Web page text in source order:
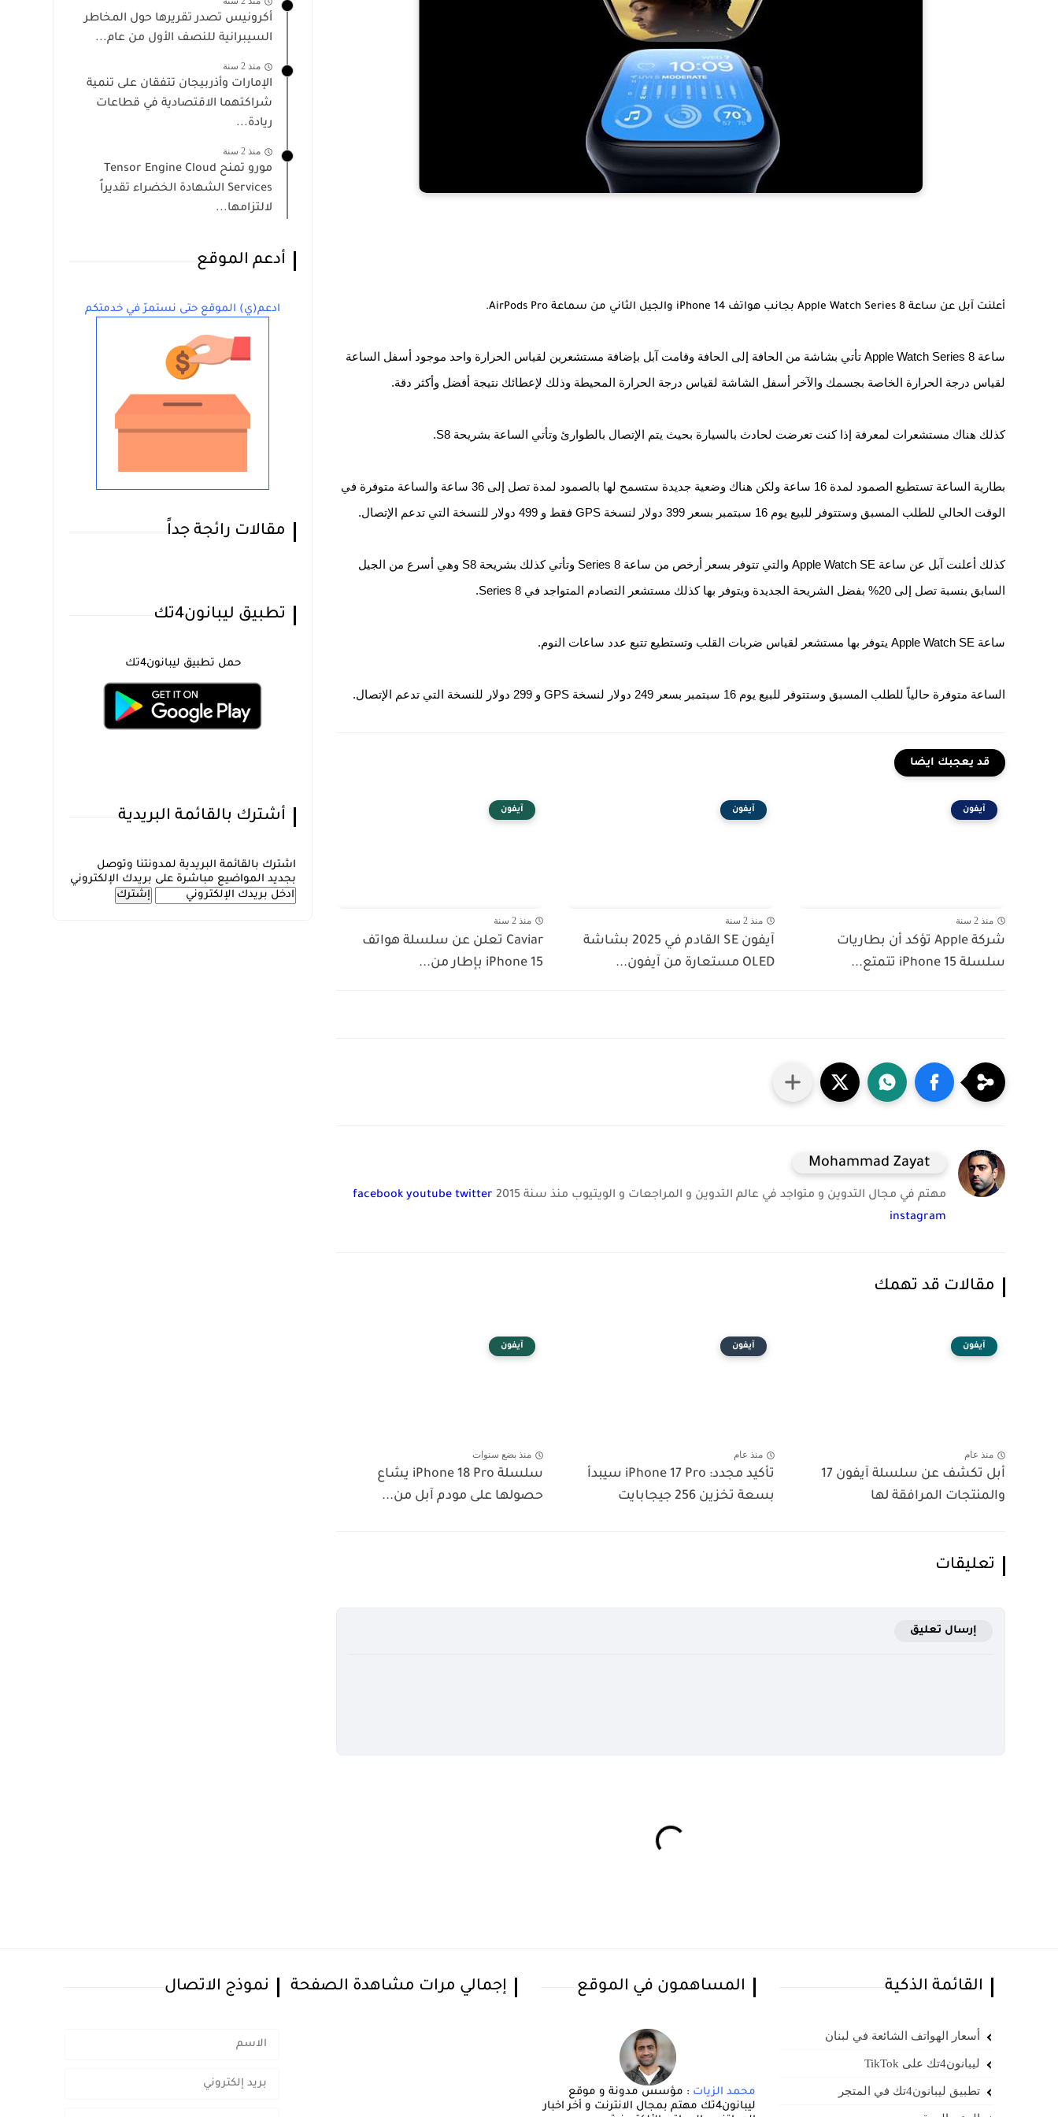
أعلنت آبل عن ساعة Apple Watch Series 8 بجانب هواتف iPhone 14 والجيل الثاني من سماعة AirPods Pro.
ساعة Apple Watch Series 8 تأتي بشاشة من الحافة إلى الحافة وقامت آبل بإضافة مستشعرين لقياس الحرارة واحد موجود أسفل الساعة
لقياس درجة الحرارة الخاصة بجسمك والآخر أسفل الشاشة لقياس درجة الحرارة المحيطة وذلك لإعطائك نتيجة أفضل وأكثر دقة.
كذلك هناك مستشعرات لمعرفة إذا كنت تعرضت لحادث بالسيارة بحيث يتم الإتصال بالطوارئ وتأتي الساعة بشريحة S8.
بطارية الساعة تستطيع الصمود لمدة 16 ساعة ولكن هناك وضعية جديدة ستسمح لها بالصمود لمدة تصل إلى 36 ساعة والساعة متوفرة في
الوقت الحالي للطلب المسبق وستتوفر للبيع يوم 16 سبتمبر بسعر 399 دولار لنسخة GPS فقط و 499 دولار للنسخة التي تدعم الإتصال.
كذلك أعلنت آبل عن ساعة Apple Watch SE والتي تتوفر بسعر أرخص من ساعة Series 8 وتأتي كذلك بشريحة S8 وهي أسرع من الجيل
السابق بنسبة تصل إلى 20% بفضل الشريحة الجديدة ويتوفر بها كذلك مستشعر التصادم المتواجد في Series 8.
ساعة Apple Watch SE يتوفر بها مستشعر لقياس ضربات القلب وتستطيع تتبع عدد ساعات النوم.
الساعة متوفرة حالياً للطلب المسبق وستتوفر للبيع يوم 16 سبتمبر بسعر 249 دولار لنسخة GPS و 299 دولار للنسخة التي تدعم الإتصال.
قد يعجبك ايضا
آيفون
منذ 2 سنة
شركة Apple تؤكد أن بطاريات
سلسلة iPhone 15 تتمتع...
آيفون
منذ 2 سنة
آيفون SE القادم في 2025 بشاشة
OLED مستعارة من آيفون...
آيفون
منذ 2 سنة
Caviar تعلن عن سلسلة هواتف
iPhone 15 بإطار من...
Mohammad Zayat
مهتم في مجال التدوين و متواجد في عالم التدوين و المراجعات و الويتيوب منذ سنة 2015 facebook youtube twitter
instagram
مقالات قد تهمك
آيفون
منذ عام
أبل تكشف عن سلسلة آيفون 17
والمنتجات المرافقة لها
آيفون
منذ عام
تأكيد مجدد: iPhone 17 Pro سيبدأ
بسعة تخزين 256 جيجابايت
آيفون
منذ بضع سنوات
سلسلة iPhone 18 Pro يشاع
حصولها على مودم آبل من...
تعليقات
إرسال تعليق
أكرونيس تصدر تقريرها حول المخاطر
السيبرانية للنصف الأول من عام...
منذ 2 سنة
الإمارات وأذربيجان تتفقان على تنمية
شراكتهما الاقتصادية في قطاعات
ريادة...
منذ 2 سنة
مورو تمنح Tensor Engine Cloud
Services الشهادة الخضراء تقديراً
لالتزامها...
أدعم الموقع
ادعم(ي) الموقع حتى نستمرّ في خدمتكم
مقالات رائجة جداً
تطبيق ليبانون4تك
حمل تطبيق ليبانون4تك
أشترك بالقائمة البريدية
اشترك بالقائمة البريدية لمدونتنا وتوصل
بجديد المواضيع مباشرة على بريدك الإلكتروني
القائمة الذكية
أسعار الهواتف الشائعة في لبنان
ليبانون4تك على TikTok
تطبيق ليبانون4تك في المتجر
المساهمون في الموقع
محمد الزيات : مؤسس مدونة و موقع
ليبانون4تك مهتم بمجال الانترنت و أخر اخبار
إجمالي مرات مشاهدة الصفحة نموذج الاتصال